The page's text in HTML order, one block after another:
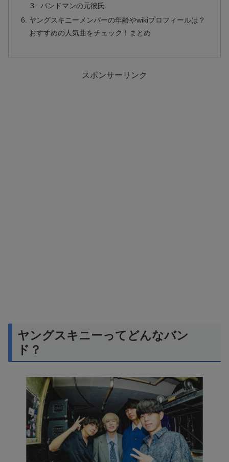
バンドマンの元彼氏
ヤングスキニーメンバーの年齢やwikiプロフィールは？
おすすめの人気曲をチェック！まとめ
スポンサーリンク
ヤングスキニーってどんなバン
ド？